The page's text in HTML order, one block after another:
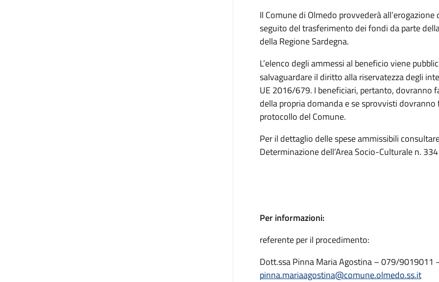
Il Comune di Olmedo provvederà
seguito del trasferimento dei fondi da parte
della Regione Sardegna.
L’elenco degli ammessi al beneficio viene
salvaguardare il diritto alla riservatezza degli
UE 2016/679. I beneficiari, pertanto, dovranno
della propria domanda e se sprovvisti
protocollo del Comune.
Per il dettaglio delle spese ammissibili
Determinazione dell’Area Socio-Culturale n.
Per informazioni:
referente per il procedimento:
Dott.ssa Pinna Maria Agostina – 079/9019011
pinna.mariaagostina@comune.olmedo.ss.it